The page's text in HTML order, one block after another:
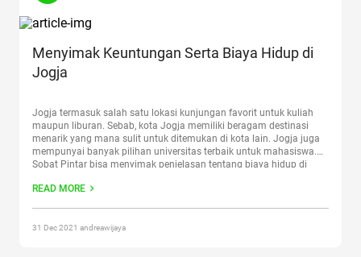
Menyimak Keuntungan Serta Biaya Hidup di
Jogja
Jogja termasuk salah satu lokasi kunjungan favorit untuk kuliah
maupun liburan. Sebab, kota Jogja memiliki beragam destinasi
menarik yang mana sulit untuk ditemukan di kota lain. Jogja juga
mempunyai banyak pilihan universitas terbaik untuk mahasiswa.
Sobat Pintar bisa menyimak penjelasan tentang biaya hidup di
Tidak bisa dipungkiri, Jogja
READ MORE
31 Dec 2021 andreawijaya